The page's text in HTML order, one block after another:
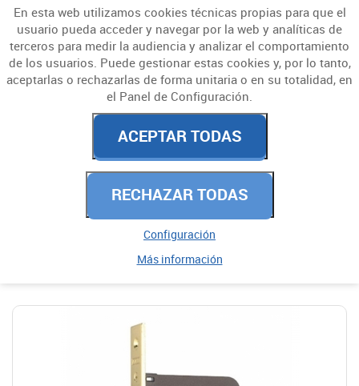
CERRADURAS Y
CERROJOS
PARA EMBUTIR
PICAPORTES
En esta web utilizamos cookies técnicas propias para que el
usuario pueda acceder y navegar por la web y analíticas de
terceros para medir la audiencia y analizar el comportamiento
de los usuarios. Puede gestionar estas cookies y, por lo tanto,
aceptarlas o rechazarlas de forma unitaria o en su totalidad, en
el Panel de Configuración.
ACEPTAR TODAS
RECHAZAR TODAS
Configuración
Más información